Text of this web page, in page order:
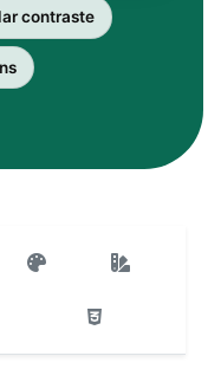
contraste